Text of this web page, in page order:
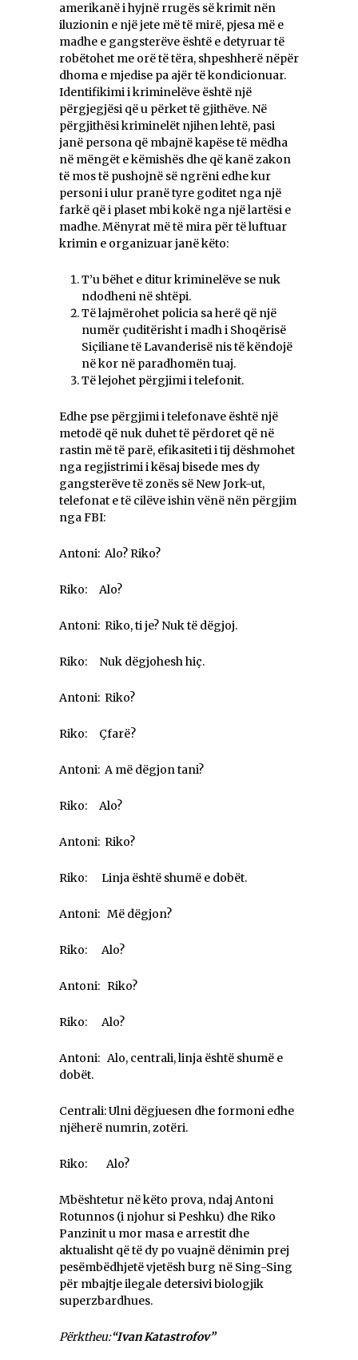
amerikanë i hyjnë rrugës së krimit nën
iluzionin e një jete më të mirë, pjesa më e
madhe e gangsterëve është e detyruar të
robëtohet me orë të tëra, shpeshherë nëpër
dhoma e mjedise pa ajër të kondicionuar.
Identifikimi i kriminelëve është një
përgjegjësi që u përket të gjithëve. Në
përgjithësi kriminelët njihen lehtë, pasi
janë persona që mbajnë kapëse të mëdha
në mëngët e këmishës dhe që kanë zakon
të mos të pushojnë së ngrëni edhe kur
personi i ulur pranë tyre goditet nga një
farkë që i plaset mbi kokë nga një lartësi e
madhe. Mënyrat më të mira për të luftuar
krimin e organizuar janë këto:
T’u bëhet e ditur kriminelëve se nuk
ndodheni në shtëpi.
Të lajmërohet policia sa herë që një
numër çuditërisht i madh i Shoqërisë
Siçiliane të Lavanderisë nis të këndojë
në kor në paradhomën tuaj.
Të lejohet përgjimi i telefonit.
Edhe pse përgjimi i telefonave është një
metodë që nuk duhet të përdoret që në
rastin më të parë, efikasiteti i tij dëshmohet
nga regjistrimi i kësaj bisede mes dy
gangsterëve të zonës së New Jork-ut,
telefonat e të cilëve ishin vënë nën përgjim
nga FBI:
Antoni: Alo? Riko?
Riko: Alo?
Antoni: Riko, ti je? Nuk të dëgjoj.
Riko: Nuk dëgjohesh hiç.
Antoni: Riko?
Riko: Çfarë?
Antoni: A më dëgjon tani?
Riko: Alo?
Antoni: Riko?
Riko: Linja është shumë e dobët.
Antoni: Më dëgjon?
Riko: Alo?
Antoni: Riko?
Riko: Alo?
Antoni: Alo, centrali, linja është shumë e
dobët.
Centrali: Ulni dëgjuesen dhe formoni edhe
njëherë numrin, zotëri.
Riko: Alo?
Mbështetur në këto prova, ndaj Antoni
Rotunnos (i njohur si Peshku) dhe Riko
Panzinit u mor masa e arrestit dhe
aktualisht që të dy po vuajnë dënimin prej
pesëmbëdhjetë vjetësh burg në Sing-Sing
për mbajtje ilegale detersivi biologjik
superzbardhues.
Përktheu:“Ivan Katastrofov”